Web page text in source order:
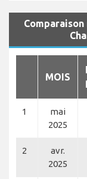
MOIS
1
mai
2025
2
avr.
2025